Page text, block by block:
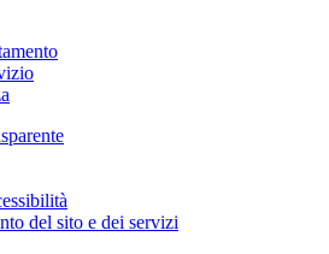
del sito e dei servizi